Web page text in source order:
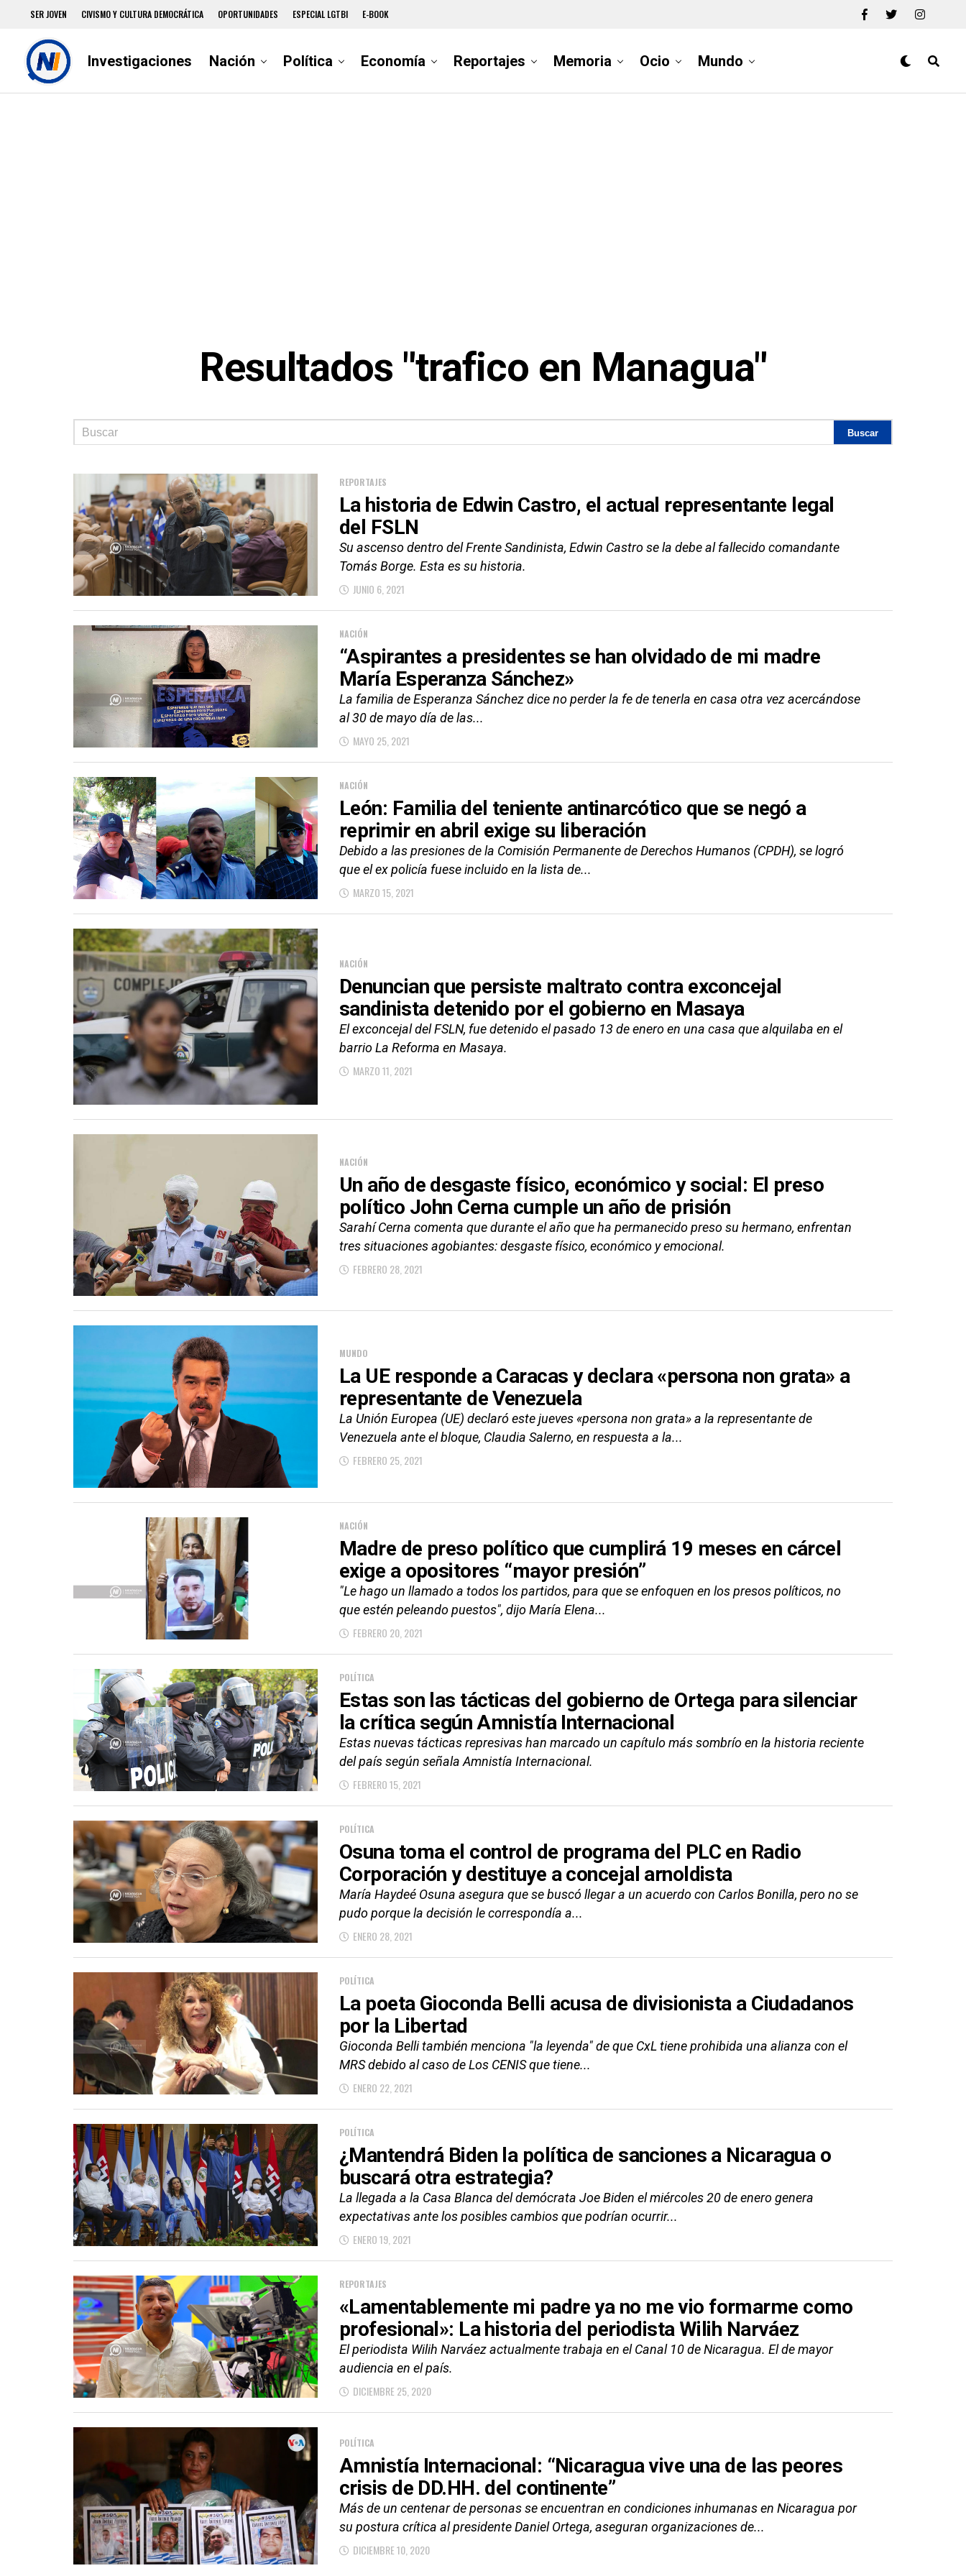
SER JOVEN CIVISMO Y CULTURA DEMOCRÁTICA OPORTUNIDADES ESPECIAL LGTBI E-BOOK
Investigaciones Nación Política Economía Reportajes Memoria Ocio Mundo
Resultados "trafico en Managua"
REPORTAJES
La historia de Edwin Castro, el actual representante legal
del FSLN
Su ascenso dentro del Frente Sandinista, Edwin Castro se la debe al fallecido comandante
Tomás Borge. Esta es su historia.
JUNIO 6, 2021
NACIÓN
“Aspirantes a presidentes se han olvidado de mi madre
María Esperanza Sánchez»
La familia de Esperanza Sánchez dice no perder la fe de tenerla en casa otra vez acercándose
al 30 de mayo día de las...
MAYO 25, 2021
NACIÓN
León: Familia del teniente antinarcótico que se negó a
reprimir en abril exige su liberación
Debido a las presiones de la Comisión Permanente de Derechos Humanos (CPDH), se logró
que el ex policía fuese incluido en la lista de...
MARZO 15, 2021
NACIÓN
Denuncian que persiste maltrato contra exconcejal
sandinista detenido por el gobierno en Masaya
El exconcejal del FSLN, fue detenido el pasado 13 de enero en una casa que alquilaba en el
barrio La Reforma en Masaya.
MARZO 11, 2021
NACIÓN
Un año de desgaste físico, económico y social: El preso
político John Cerna cumple un año de prisión
Sarahí Cerna comenta que durante el año que ha permanecido preso su hermano, enfrentan
tres situaciones agobiantes: desgaste físico, económico y emocional.
FEBRERO 28, 2021
MUNDO
La UE responde a Caracas y declara «persona non grata» a
representante de Venezuela
La Unión Europea (UE) declaró este jueves «persona non grata» a la representante de
Venezuela ante el bloque, Claudia Salerno, en respuesta a la...
FEBRERO 25, 2021
NACIÓN
Madre de preso político que cumplirá 19 meses en cárcel
exige a opositores “mayor presión”
"Le hago un llamado a todos los partidos, para que se enfoquen en los presos políticos, no
que estén peleando puestos", dijo María Elena...
FEBRERO 20, 2021
POLÍTICA
Estas son las tácticas del gobierno de Ortega para silenciar
la crítica según Amnistía Internacional
Estas nuevas tácticas represivas han marcado un capítulo más sombrío en la historia reciente
del país según señala Amnistía Internacional.
FEBRERO 15, 2021
POLÍTICA
Osuna toma el control de programa del PLC en Radio
Corporación y destituye a concejal arnoldista
María Haydeé Osuna asegura que se buscó llegar a un acuerdo con Carlos Bonilla, pero no se
pudo porque la decisión le correspondía a...
ENERO 28, 2021
POLÍTICA
La poeta Gioconda Belli acusa de divisionista a Ciudadanos
por la Libertad
Gioconda Belli también menciona "la leyenda" de que CxL tiene prohibida una alianza con el
MRS debido al caso de Los CENIS que tiene...
ENERO 22, 2021
POLÍTICA
¿Mantendrá Biden la política de sanciones a Nicaragua o
buscará otra estrategia?
La llegada a la Casa Blanca del demócrata Joe Biden el miércoles 20 de enero genera
expectativas ante los posibles cambios que podrían ocurrir...
ENERO 19, 2021
REPORTAJES
«Lamentablemente mi padre ya no me vio formarme como
profesional»: La historia del periodista Wilih Narváez
El periodista Wilih Narváez actualmente trabaja en el Canal 10 de Nicaragua. El de mayor
audiencia en el país.
DICIEMBRE 25, 2020
POLÍTICA
Amnistía Internacional: “Nicaragua vive una de las peores
crisis de DD.HH. del continente”
Más de un centenar de personas se encuentran en condiciones inhumanas en Nicaragua por
su postura crítica al presidente Daniel Ortega, aseguran organizaciones de...
DICIEMBRE 10, 2020